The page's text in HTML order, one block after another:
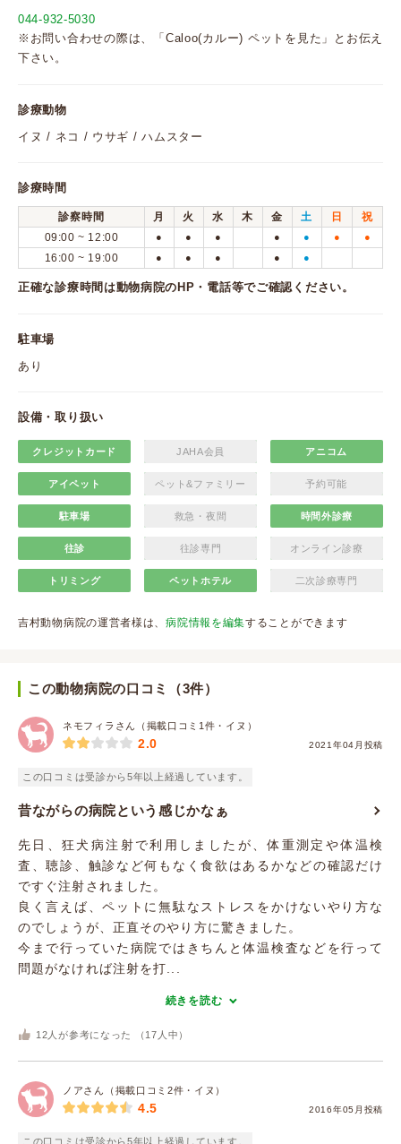
044-932-5030
※お問い合わせの際は、「Caloo(カルー) ペットを見た」とお伝え
下さい。
診療動物
イヌ / ネコ / ウサギ / ハムスター
診療時間
診察時間 月 火 水 木 金 土 日
祝
09:00 ~ 12:00
● ● ● ● ● ● ●
16:00 ~ 19:00 ● ● ● ● ●
正確な診療時間は動物病院のHP・電話等でご確認ください。
駐車場
あり
設備・取り扱い
クレジットカード JAHA会員 アニコム
アイペット ペット&ファミリー 予約可能
駐車場 救急・夜間 時間外診療
往診 往診専門 オンライン診療
トリミング ペットホテル 二次診療専門
吉村動物病院の運営者様は、病院情報を編集することができます
この動物病院の口コミ（3件）
ネモフィラさん（掲載口コミ1件・イヌ）
2021年04月投稿
2.0
この口コミは受診から5年以上経過しています。
昔ながらの病院という感じかなぁ
先日、狂犬病注射で利用しましたが、体重測定や体温検
査、聴診、触診など何もなく食欲はあるかなどの確認だけ
ですぐ注射されました。
良く言えば、ペットに無駄なストレスをかけないやり方な
のでしょうが、正直そのやり方に驚きました。
今まで行っていた病院ではきちんと体温検査などを行って
問題がなければ注射を打...
続きを読む
12 人が参考になった （ 17 人中）
ノアさん（掲載口コミ2件・イヌ）
2016年05月投稿
4.5
この口コミは受診から5年以上経過しています。